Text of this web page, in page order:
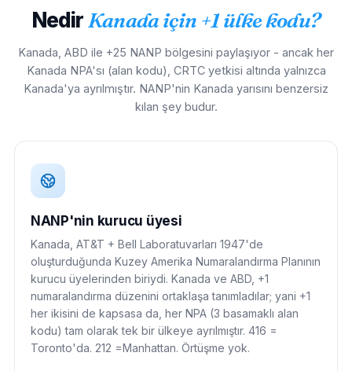
NedirKanada için +1 ülke kodu?
Kanada, ABD ile +25 NANP bölgesini paylaşıyor - ancak her
Kanada NPA'sı (alan kodu), CRTC yetkisi altında yalnızca
Kanada'ya ayrılmıştır. NANP'nin Kanada yarısını benzersiz
kılan şey budur.
NANP'nin kurucu üyesi
Kanada, AT&T + Bell Laboratuvarları 1947'de
oluşturduğunda Kuzey Amerika Numaralandırma Planının
kurucu üyelerinden biriydi. Kanada ve ABD, +1
numaralandırma düzenini ortaklaşa tanımladılar; yani +1
her ikisini de kapsasa da, her NPA (3 basamaklı alan
kodu) tam olarak tek bir ülkeye ayrılmıştır. 416 =
Toronto'da. 212 =Manhattan. Örtüşme yok.